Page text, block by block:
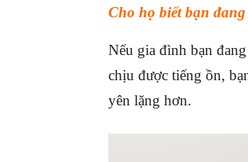
Cho họ biết bạn
Nếu gia đình bạn
chịu được tiếng ồn,
yên lặng hơn.